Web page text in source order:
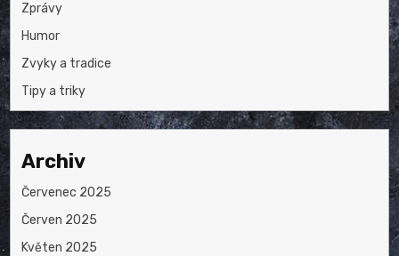
Zprávy
Humor
Zvyky a tradice
Tipy a triky
Archiv
Červenec 2025
Červen 2025
Květen 2025